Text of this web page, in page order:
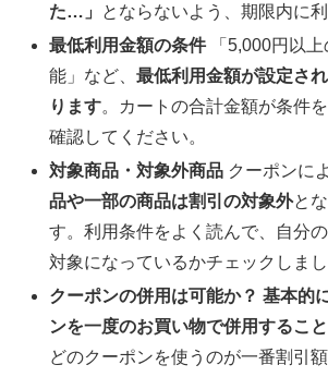
た…」
とならないよう、期限内に
最低利用金額の条件「5,000円以上
能」など、最低利用金額が設定さ
ります。カートの合計金額が条件
確認してください。
対象商品・対象外商品 クーポンに
品や一部の商品は割引の対象外と
す。利用条件をよく読んで、自分
対象になっているかチェックしまし
クーポンの併用は可能か？ 基本的
ンを一度のお買い物で併用するこ
どのクーポンを使うのが一番割引